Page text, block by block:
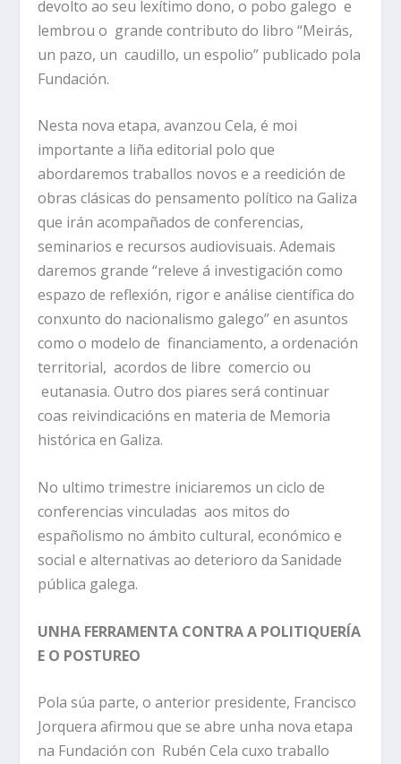
devolto ao seu lexítimo dono, o pobo galego e
lembrou o grande contributo do libro “Meirás,
un pazo, un caudillo, un espolio” publicado pola
Fundación.
Nesta nova etapa, avanzou Cela, é moi
importante a liña editorial polo que
abordaremos traballos novos e a reedición de
obras clásicas do pensamento político na Galiza
que irán acompañados de conferencias,
seminarios e recursos audiovisuais. Ademais
daremos grande “releve á investigación como
espazo de reflexión, rigor e análise científica do
conxunto do nacionalismo galego” en asuntos
como o modelo de financiamento, a ordenación
territorial, acordos de libre comercio ou
eutanasia. Outro dos piares será continuar
coas reivindicacións en materia de Memoria
histórica en Galiza.
No ultimo trimestre iniciaremos un ciclo de
conferencias vinculadas aos mitos do
españolismo no ámbito cultural, económico e
social e alternativas ao deterioro da Sanidade
pública galega.
UNHA FERRAMENTA CONTRA A POLITIQUERÍA
E O POSTUREO
Pola súa parte, o anterior presidente, Francisco
Jorquera afirmou que se abre unha nova etapa
na Fundación con Rubén Cela cuxo traballo